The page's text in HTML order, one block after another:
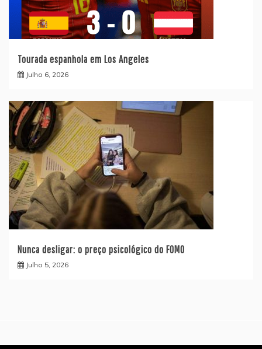
Tourada espanhola em Los Angeles
Julho 6, 2026
Nunca desligar: o preço psicológico do FOMO
Julho 5, 2026